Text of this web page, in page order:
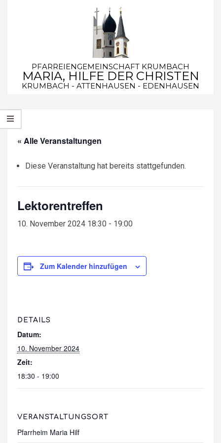
PFARREIENGEMEINSCHAFT KRUMBACH
MARIA, HILFE DER CHRISTEN
KRUMBACH - ATTENHAUSEN - EDENHAUSEN
Secondary
Navigation
« Alle Veranstaltungen
Diese Veranstaltung hat bereits stattgefunden.
Lektorentreffen
10. November 2024 18:30 - 19:00
Zum Kalender hinzufügen
DETAILS
Datum:
10. November 2024
Zeit:
18:30 - 19:00
VERANSTALTUNGSORT
Pfarrheim Maria Hilf